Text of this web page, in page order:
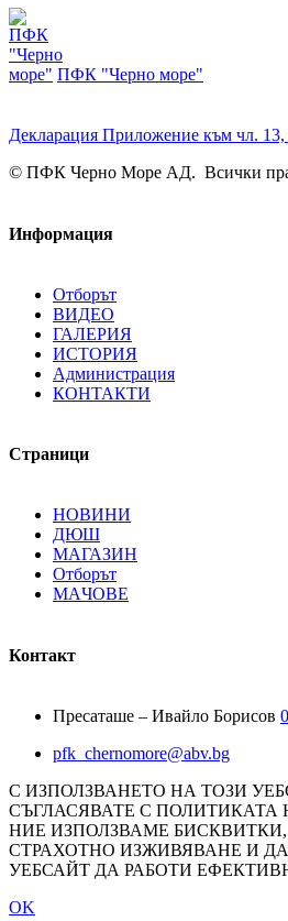
ПФК "Черно море"
Декларация Приложение към чл. 13,
© ПФК Черно Море АД. Всички
Информация
Отборът
ВИДЕО
ГАЛЕРИЯ
ИСТОРИЯ
Администрация
КОНТАКТИ
Страници
НОВИНИ
ДЮШ
МАГАЗИН
Отборът
MAЧОВE
Контакт
Пресаташе – Ивайло Борисов
pfk_chernomore@abv.bg
С ИЗПОЛЗВАНЕТО НА ТОЗИ
СЪГЛАСЯВАТЕ С ПОЛИТИКАТА
НИЕ ИЗПОЛЗВАМЕ
СТРАХОТНО ИЗЖИВЯВАНЕ И
УЕБСАЙТ ДА РАБОТИ
OK